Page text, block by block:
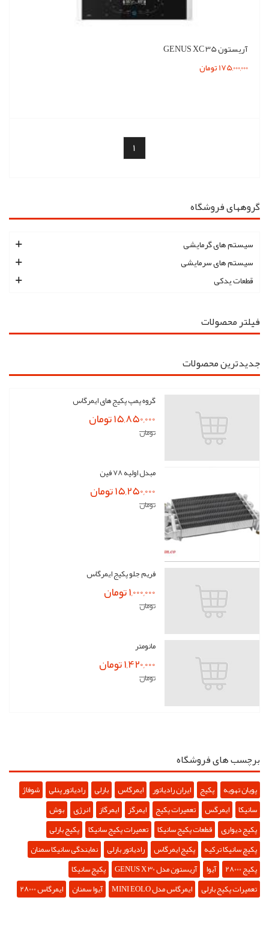
گروههای فروشگاه
سیستم های گرمایشی
سیستم های سرمایشی
قطعات یدکی
فیلتر محصولات
جدیدترین محصولات
گروه پمپ پکیج های ایمرگاس
15,850,000 تومان
تومان
مبدل اولیه 78 فین
15,250,000 تومان
تومان
فریم جلو پکیج ایمرگاس
1,000,000 تومان
تومان
مانومتر
1,420,000 تومان
تومان
برچسب های فروشگاه
پویان تهویه پکیج ایران رادیاتور ایمرگاس بارلی رادیاتور پنلی شوفاژ
سانیکا ایمرگس تعمیرات پکیج ایمرگز ایمرگاز انرژی بوش
پکیج دیواری قطعات پکیج سانیکا تعمیرات پکیج سانیکا پکیج بارلی
پکیچ سانیکا ترکیه
پکیج ایمرگاس رادیاتور بارلی نمایندگی سانیکا سمنان
پکیج 28000
آیوا آریستون مدل GENUS X 30
پکیج سانیکا
تعمیرات پکیج بارلی ایمرگاس مدل MINI EOLO آیوا سمنان ایمرگاس 28000
آریستون GENUS XC 35
175,000,000 تومان
1